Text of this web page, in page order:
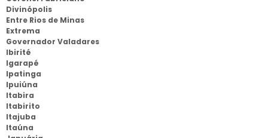
Divinópolis
Entre Rios de Minas
Extrema
Governador Valadares
Ibirité
Igarapé
Ipatinga
Ipuiúna
Itabira
Itabirito
Itajuba
Itaúna